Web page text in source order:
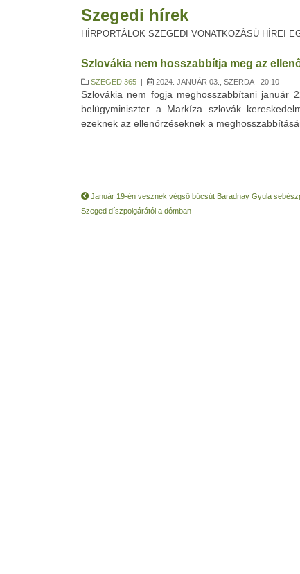
Szegedi hírek
HÍRPORTÁLOK SZEGEDI VONATKOZÁSÚ HÍREI
Szlovákia nem hosszabbítja meg az
SZEGED 365 | 2024. JANUÁR 03., SZERDA - 20:10
Szlovákia nem fogja meghosszabbítani
belügyminiszter a Markíza szlovák
ezeknek az ellenőrzéseknek a
Január 19-én vesznek végső búcsút Baradnay Gyula
Szeged díszpolgárától a dómban